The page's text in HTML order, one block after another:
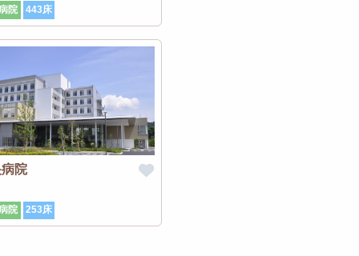
院 443床
院
院 253床